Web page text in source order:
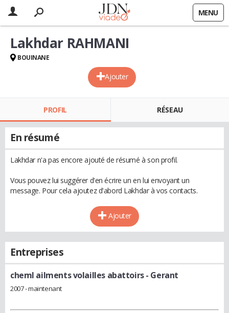
MENU
Ajouter
Lakhdar RAHMANI
BOUINANE
PROFIL RÉSEAU
En résumé
Lakhdar n'a pas encore ajouté de résumé à son profil.
Vous pouvez lui suggérer d'en écrire un en lui envoyant un
message. Pour cela ajoutez d'abord Lakhdar à vos contacts.
Ajouter
Entreprises
cheml ailments volailles abattoirs- Gerant
2007 - maintenant